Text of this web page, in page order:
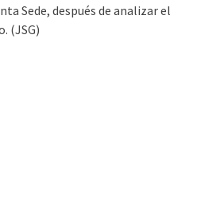
Sede, después de analizar el
(JSG)